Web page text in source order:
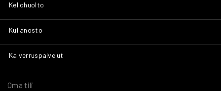
Kellohuolto
Kullanosto
Kaiverruspalvelut
Oma tili